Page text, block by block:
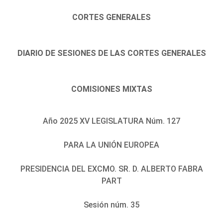
CORTES GENERALES
DIARIO DE SESIONES DE LAS CORTES GENERALES
COMISIONES MIXTAS
Año 2025 XV LEGISLATURA Núm. 127
PARA LA UNIÓN EUROPEA
PRESIDENCIA DEL EXCMO. SR. D. ALBERTO FABRA
PART
Sesión núm. 35